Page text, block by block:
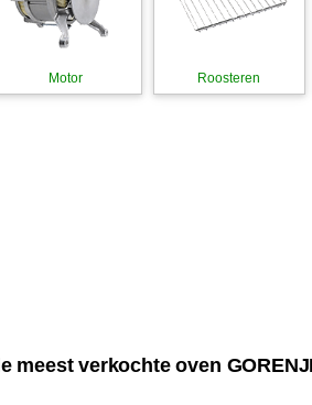
Motor Roosteren
meest verkochte oven